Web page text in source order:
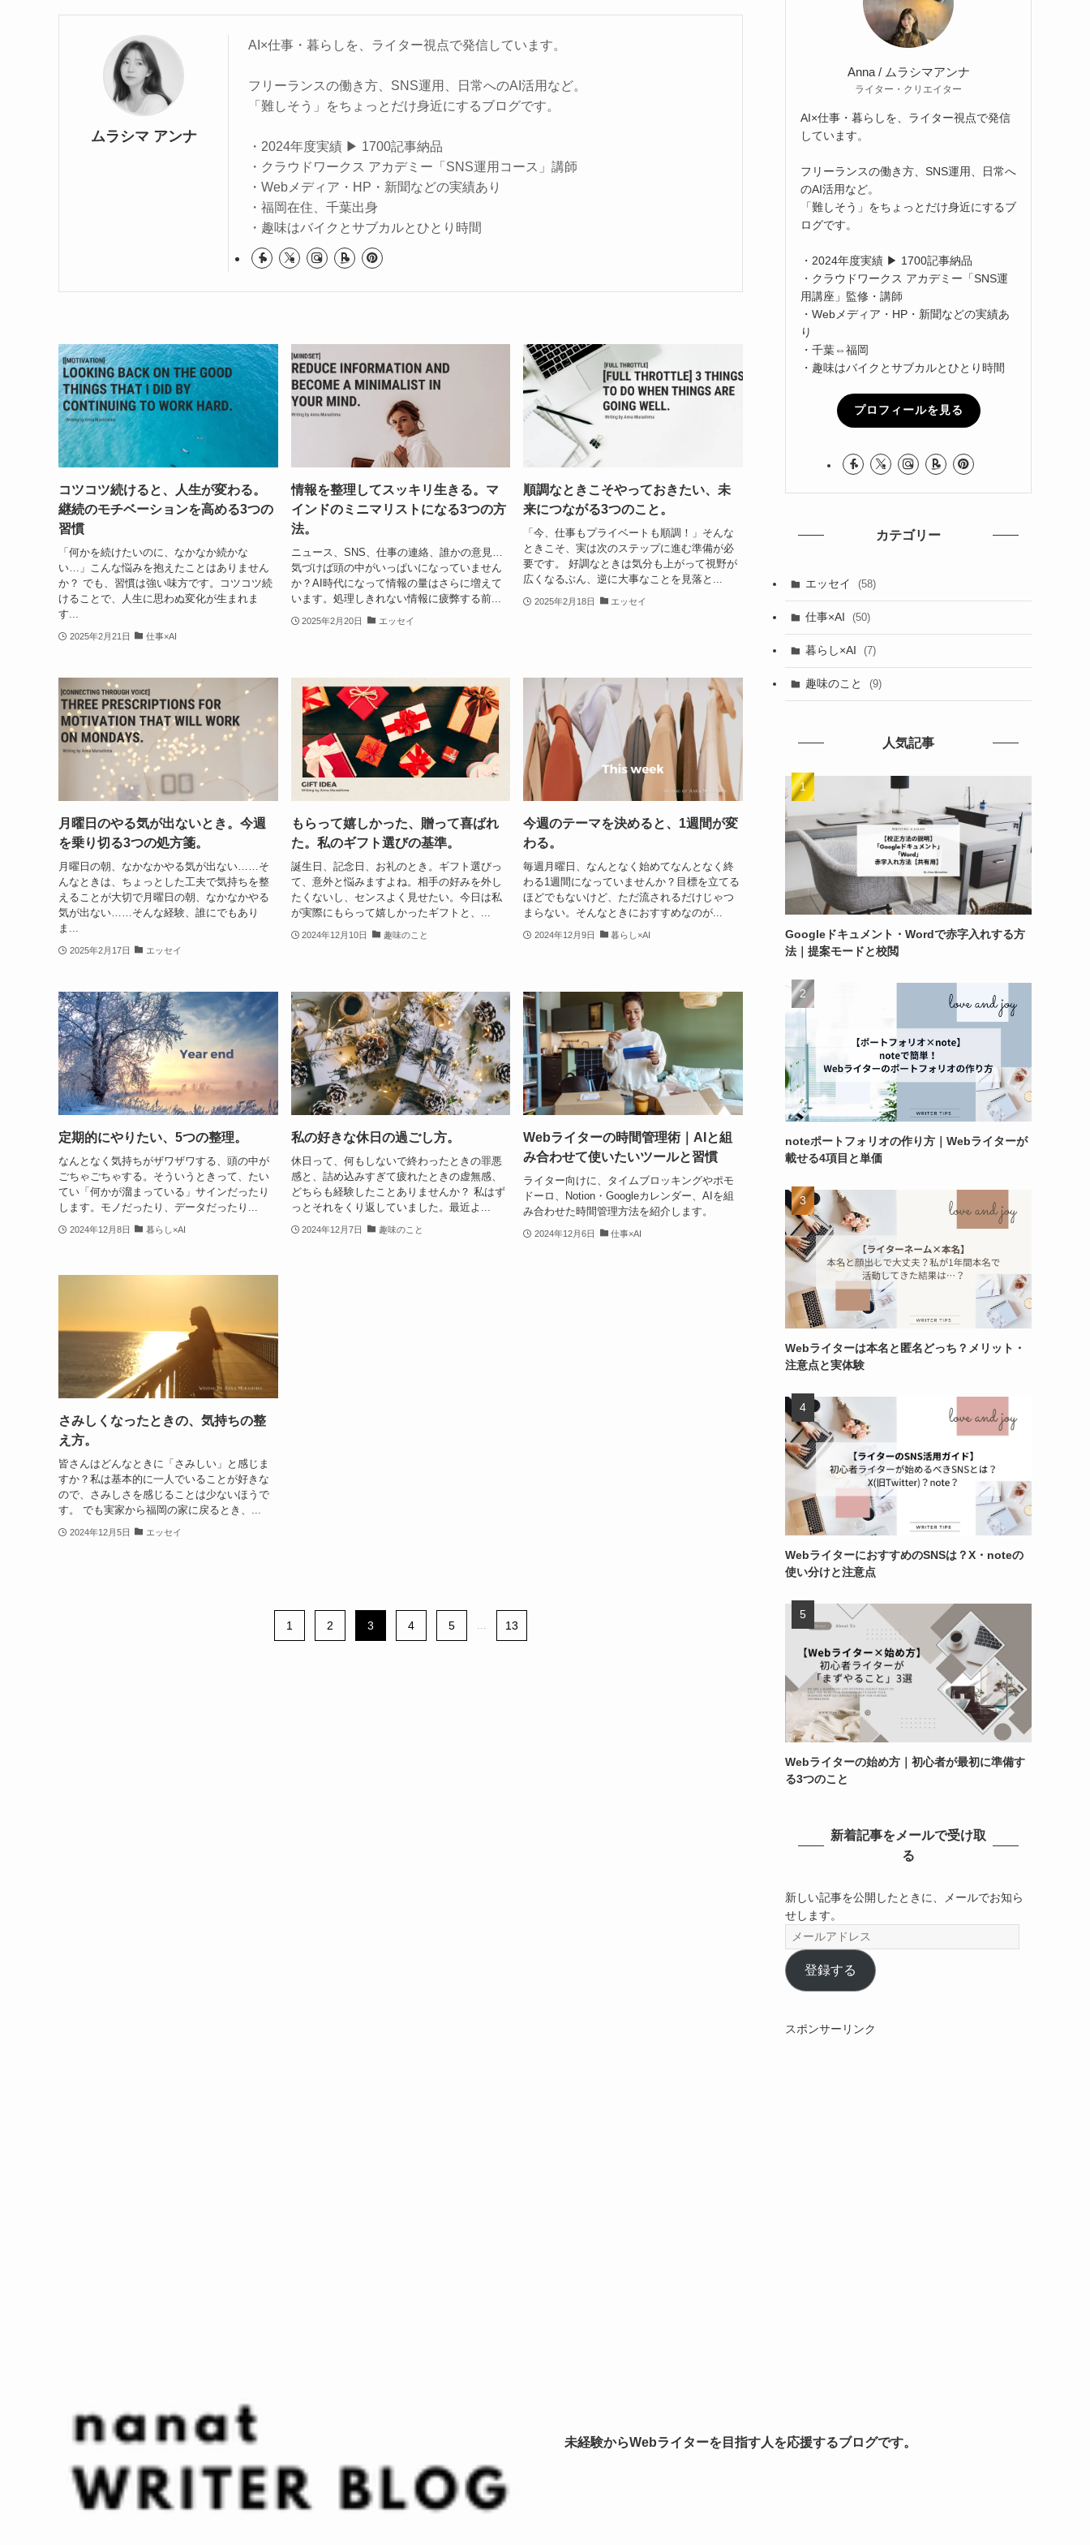
ムラシマ アンナ
AI×仕事・暮らしを、ライター視点で発信しています。
フリーランスの働き方、SNS運用、日常へのAI活用など。
「難しそう」をちょっとだけ身近にするブログです。
・2024年度実績 ▶ 1700記事納品
・クラウドワークス アカデミー「SNS運用コース」講師
・Webメディア・HP・新聞などの実績あり
・福岡在住、千葉出身
・趣味はバイクとサブカルとひとり時間
コツコツ続けると、人生が変わる。
継続のモチベーションを高める3つの
習慣
「何かを続けたいのに、なかなか続かな
い…」こんな悩みを抱えたことはありません
か？ でも、習慣は強い味方です。コツコツ続
けることで、人生に思わぬ変化が生まれま
す...
2025年2月21日 仕事×AI
情報を整理してスッキリ生きる。マ
インドのミニマリストになる3つの方
法。
ニュース、SNS、仕事の連絡、誰かの意見…
気づけば頭の中がいっぱいになっていません
か？AI時代になって情報の量はさらに増えて
います。処理しきれない情報に疲弊する前...
2025年2月20日 エッセイ
順調なときこそやっておきたい、未
来につながる3つのこと。
「今、仕事もプライベートも順調！」そんな
ときこそ、実は次のステップに進む準備が必
要です。 好調なときは気分も上がって視野が
広くなるぶん、逆に大事なことを見落と...
2025年2月18日 エッセイ
月曜日のやる気が出ないとき。今週
を乗り切る3つの処方箋。
月曜日の朝、なかなかやる気が出ない……そ
んなときは、ちょっとした工夫で気持ちを整
えることが大切で月曜日の朝、なかなかやる
気が出ない……そんな経験、誰にでもあり
ま...
2025年2月17日 エッセイ
もらって嬉しかった、贈って喜ばれ
た。私のギフト選びの基準。
誕生日、記念日、お礼のとき。ギフト選びっ
て、意外と悩みますよね。相手の好みを外し
たくないし、センスよく見せたい。今日は私
が実際にもらって嬉しかったギフトと、...
2024年12月10日 趣味のこと
今週のテーマを決めると、1週間が変
わる。
毎週月曜日、なんとなく始めてなんとなく終
わる1週間になっていませんか？目標を立てる
ほどでもないけど、ただ流されるだけじゃつ
まらない。そんなときにおすすめなのが...
2024年12月9日 暮らし×AI
定期的にやりたい、5つの整理。
なんとなく気持ちがザワザワする、頭の中が
ごちゃごちゃする。そういうときって、たい
てい「何かが溜まっている」サインだったり
します。モノだったり、データだったり...
2024年12月8日 暮らし×AI
私の好きな休日の過ごし方。
休日って、何もしないで終わったときの罪悪
感と、詰め込みすぎて疲れたときの虚無感、
どちらも経験したことありませんか？ 私はず
っとそれをくり返していました。最近よ...
2024年12月7日 趣味のこと
Webライターの時間管理術｜AIと組
み合わせて使いたいツールと習慣
ライター向けに、タイムブロッキングやポモ
ドーロ、Notion・Googleカレンダー、AIを組
み合わせた時間管理方法を紹介します。
2024年12月6日 仕事×AI
さみしくなったときの、気持ちの整
え方。
皆さんはどんなときに「さみしい」と感じま
すか？私は基本的に一人でいることが好きな
ので、さみしさを感じることは少ないほうで
す。 でも実家から福岡の家に戻るとき、...
2024年12月5日 エッセイ
1 2 3 4 5 13
Anna / ムラシマアンナ
ライター・クリエイター
AI×仕事・暮らしを、ライター視点で発信
しています。
フリーランスの働き方、SNS運用、日常へ
のAI活用など。
「難しそう」をちょっとだけ身近にするブ
ログです。
・2024年度実績 ▶ 1700記事納品
・クラウドワークス アカデミー「SNS運
用講座」監修・講師
・Webメディア・HP・新聞などの実績あ
り
・千葉⇔福岡
・趣味はバイクとサブカルとひとり時間
プロフィールを見る
カテゴリー
エッセイ (58)
仕事×AI (50)
暮らし×AI (7)
趣味のこと (9)
人気記事
Googleドキュメント・Wordで赤字入れする方
法｜提案モードと校閲
noteポートフォリオの作り方｜Webライターが
載せる4項目と単価
Webライターは本名と匿名どっち？メリット・
注意点と実体験
WebライターにおすすめのSNSは？X・noteの
使い分けと注意点
Webライターの始め方｜初心者が最初に準備す
る3つのこと
新着記事をメールで受け取
る
新しい記事を公開したときに、メールでお知ら
せします。
ー
ル
ア
登録する
スポンサーリンク
未経験からWebライターを目指す人を応援するブログです。